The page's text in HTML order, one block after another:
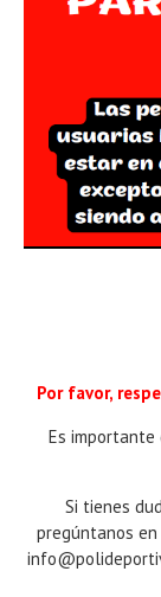
Por favor,
Es
Si tienes
pregúntanos